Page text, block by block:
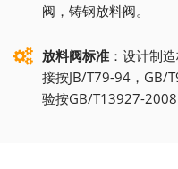
阀，铸钢放料阀。
放料阀标准 ：设计制
接按JB/T79-94，GB/
验按GB/T13927-2008